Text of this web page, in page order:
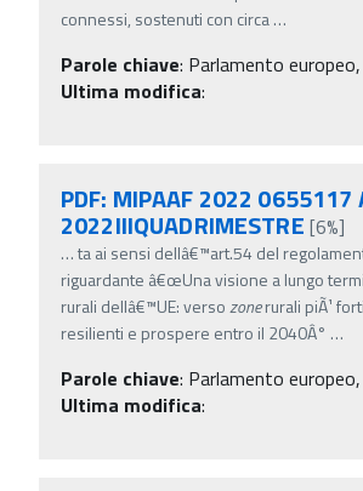
connessi, sostenuti con circa…
Parole chiave: Parlamento
Ultima modifica:
PDF: MIPAAF 2022
2022IIIQUADRIMESTRE [6%]
…ta ai sensi dellâ€™art.54 del
riguardante â€œUna visione a lungo
rurali dellâ€™UE: versozonerurali piÃ¹
resilienti e prospere entro il 2040Â° …
Parole chiave: Parlamento
Ultima modifica: